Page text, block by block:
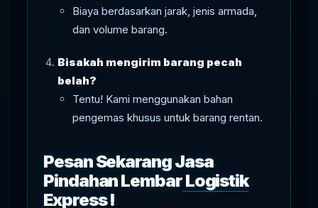
Biaya berdasarkan jarak, jenis armada,
dan volume barang.
Bisakah mengirim barang pecah
belah?
Tentu! Kami menggunakan bahan
pengemas khusus untuk barang rentan.
Pesan Sekarang Jasa
Pindahan LembarLogistik
Express!